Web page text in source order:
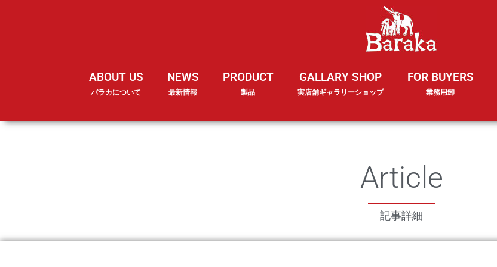
ABOUT US
バラカについて
NEWS
最新情報
PRODUCT
製品
GALLARY SHOP
実店舗ギャラリーショップ
FOR BUYERS
業務用卸
Article
記事詳細